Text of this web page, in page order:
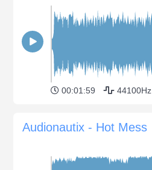
00:01:59 44100Hz
Audionautix - Hot Mess